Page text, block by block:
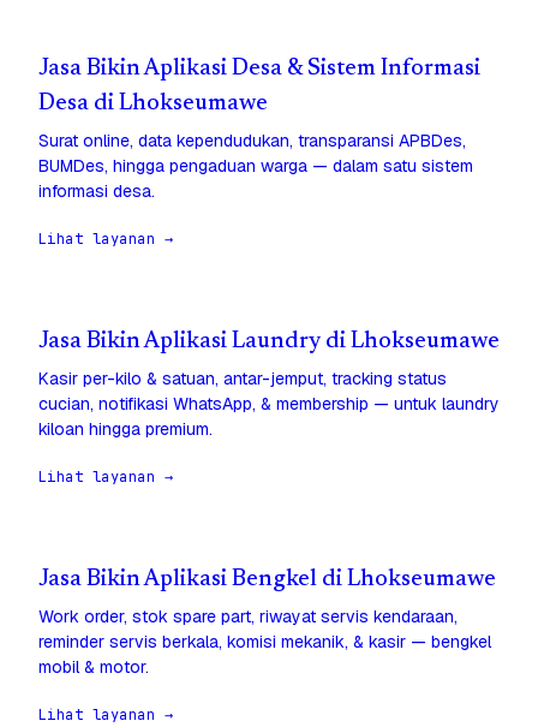
Jasa Bikin Aplikasi Desa & Sistem Informasi
Desa di Lhokseumawe
Surat online, data kependudukan, transparansi APBDes,
BUMDes, hingga pengaduan warga — dalam satu sistem
informasi desa.
Lihat layanan →
Jasa Bikin Aplikasi Laundry di Lhokseumawe
Kasir per-kilo & satuan, antar-jemput, tracking status
cucian, notifikasi WhatsApp, & membership — untuk laundry
kiloan hingga premium.
Lihat layanan →
Jasa Bikin Aplikasi Bengkel di Lhokseumawe
Work order, stok spare part, riwayat servis kendaraan,
reminder servis berkala, komisi mekanik, & kasir — bengkel
mobil & motor.
Lihat layanan →